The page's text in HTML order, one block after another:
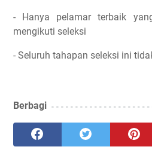
- Hanya pelamar terbaik
mengikuti seleksi
- Seluruh tahapan seleksi ini
Berbagi